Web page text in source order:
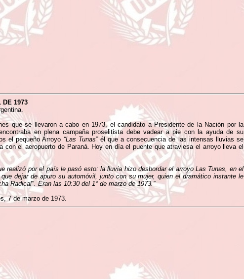
DE 1973
que se llevaron a cabo en 1973, el candidato a Presidente de la Nación por la
en plena campaña proselitista debe vadear a pie con la ayuda de su
el pequeño Arroyo “Las Tunas”él que a consecuencia de las intensas lluvias se
con el aeropuerto de Paraná. Hoy en día el puente que atraviesa el arroyo lleva el
realizó por el país le pasó esto: la lluvia hizo desbordar el arroyo Las Tunas, en el
dejar de apuro su automóvil, junto con su mujer, quien el dramático instante le
Radical". Eran las 10:30 del 1° de marzo de 1973.”
7 de marzo de 1973.